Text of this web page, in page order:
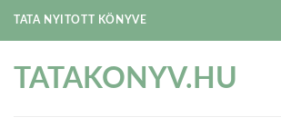
TATA NYITOTT KÖNYVE
TATAKONYV.HU